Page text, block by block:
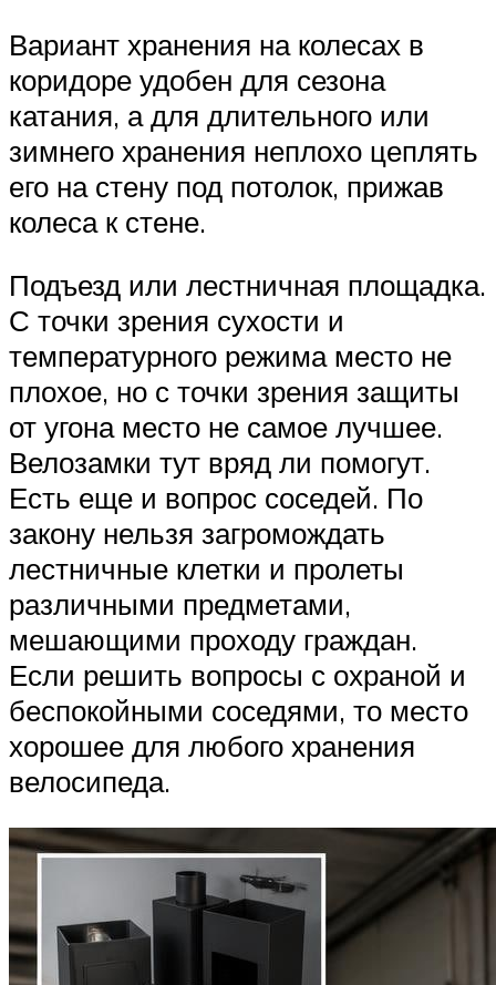
Вариант хранения на колесах в
коридоре удобен для сезона
катания, а для длительного или
зимнего хранения неплохо цеплять
его на стену под потолок, прижав
колеса к стене.
Подъезд или лестничная площадка.
С точки зрения сухости и
температурного режима место не
плохое, но с точки зрения защиты
от угона место не самое лучшее.
Велозамки тут вряд ли помогут.
Есть еще и вопрос соседей. По
закону нельзя загромождать
лестничные клетки и пролеты
различными предметами,
мешающими проходу граждан.
Если решить вопросы с охраной и
беспокойными соседями, то место
хорошее для любого хранения
велосипеда.